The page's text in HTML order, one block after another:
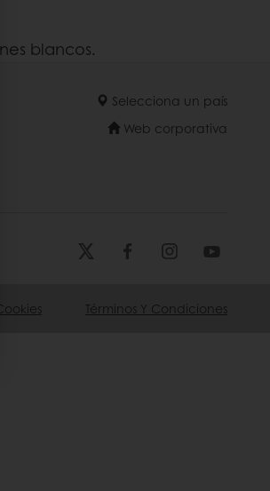
blancos.
Selecciona un país
Web corporativa
Términos Y Condiciones